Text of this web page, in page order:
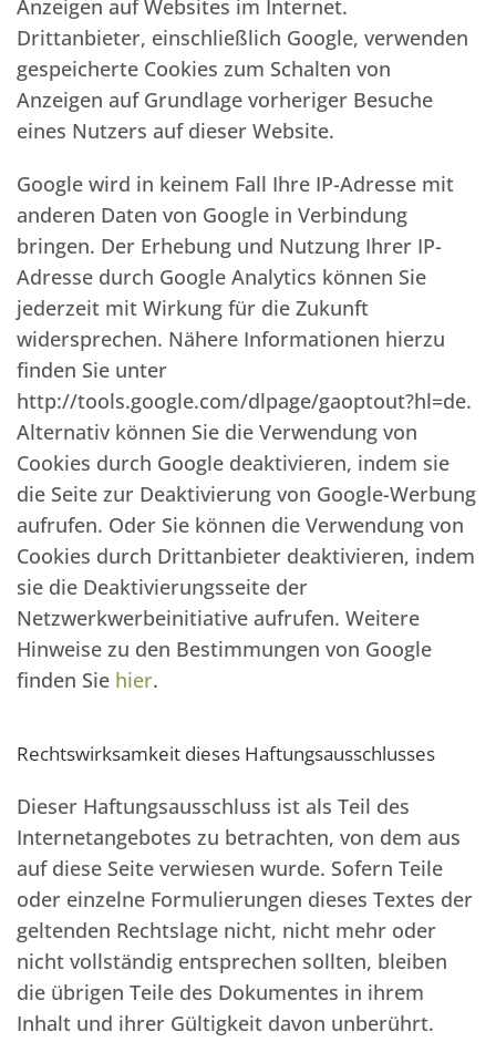
Anzeigen auf Websites im Internet.
Drittanbieter, einschließlich Google, verwenden
gespeicherte Cookies zum Schalten von
Anzeigen auf Grundlage vorheriger Besuche
eines Nutzers auf dieser Website.
Google wird in keinem Fall Ihre IP-Adresse mit
anderen Daten von Google in Verbindung
bringen. Der Erhebung und Nutzung Ihrer IP-
Adresse durch Google Analytics können Sie
jederzeit mit Wirkung für die Zukunft
widersprechen. Nähere Informationen hierzu
finden Sie unter
http://tools.google.com/dlpage/gaoptout?hl=de.
Alternativ können Sie die Verwendung von
Cookies durch Google deaktivieren, indem sie
die Seite zur Deaktivierung von Google-Werbung
aufrufen. Oder Sie können die Verwendung von
Cookies durch Drittanbieter deaktivieren, indem
sie die Deaktivierungsseite der
Netzwerkwerbeinitiative aufrufen. Weitere
Hinweise zu den Bestimmungen von Google
finden Sie hier.
Rechtswirksamkeit dieses Haftungsausschlusses
Dieser Haftungsausschluss ist als Teil des
Internetangebotes zu betrachten, von dem aus
auf diese Seite verwiesen wurde. Sofern Teile
oder einzelne Formulierungen dieses Textes der
geltenden Rechtslage nicht, nicht mehr oder
nicht vollständig entsprechen sollten, bleiben
die übrigen Teile des Dokumentes in ihrem
Inhalt und ihrer Gültigkeit davon unberührt.